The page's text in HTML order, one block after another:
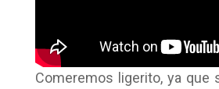
Comeremos ligerito, ya que